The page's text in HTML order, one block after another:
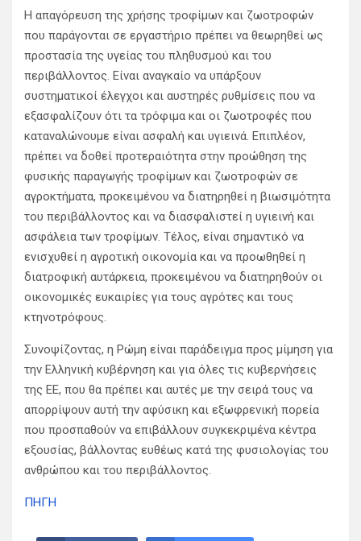
Η απαγόρευση της χρήσης τροφίμων και ζωοτροφών
που παράγονται σε εργαστήριο πρέπει να θεωρηθεί ως
προστασία της υγείας του πληθυσμού και του
περιβάλλοντος. Είναι αναγκαίο να υπάρξουν
συστηματικοί έλεγχοι και αυστηρές ρυθμίσεις που να
εξασφαλίζουν ότι τα τρόφιμα και οι ζωοτροφές που
καταναλώνουμε είναι ασφαλή και υγιεινά. Επιπλέον,
πρέπει να δοθεί προτεραιότητα στην προώθηση της
φυσικής παραγωγής τροφίμων και ζωοτροφών σε
αγροκτήματα, προκειμένου να διατηρηθεί η βιωσιμότητα
του περιβάλλοντος και να διασφαλιστεί η υγιεινή και
ασφάλεια των τροφίμων. Τέλος, είναι σημαντικό να
ενισχυθεί η αγροτική οικονομία και να προωθηθεί η
διατροφική αυτάρκεια, προκειμένου να διατηρηθούν οι
οικονομικές ευκαιρίες για τους αγρότες και τους
κτηνοτρόφους.
Συνοψίζοντας, η Ρώμη είναι παράδειγμα προς μίμηση για
την Ελληνική κυβέρνηση και για όλες τις κυβερνήσεις
της ΕΕ, που θα πρέπει και αυτές με την σειρά τους να
απορρίψουν αυτή την αφύσικη και εξωφρενική πορεία
που προσπαθούν να επιβάλλουν συγκεκριμένα κέντρα
εξουσίας, βάλλοντας ευθέως κατά της φυσιολογίας του
ανθρώπου και του περιβάλλοντος.
ΠΗΓΗ